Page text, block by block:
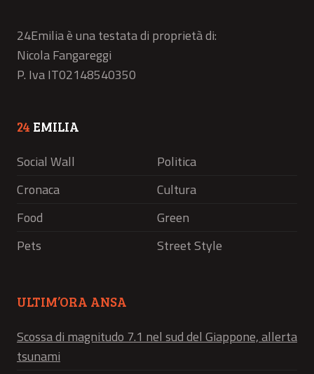
24Emilia è una testata di proprietà di:
Nicola Fangareggi
P. Iva IT02148540350
24 EMILIA
Social Wall
Politica
Cronaca
Cultura
Food
Green
Pets
Street Style
ULTIM’ORA ANSA
Scossa di magnitudo 7.1 nel sud del Giappone, allerta
tsunami